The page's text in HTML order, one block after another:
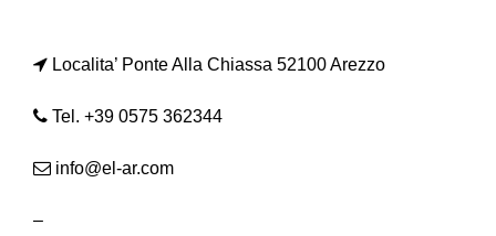
Localita’ Ponte Alla Chiassa 52100 Arezzo
Tel. +39 0575 362344
info@el-ar.com
–